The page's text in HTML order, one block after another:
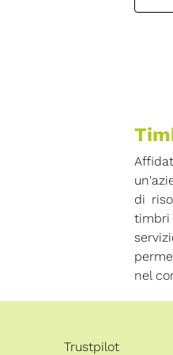
di
timbri
nel
Trustpilot